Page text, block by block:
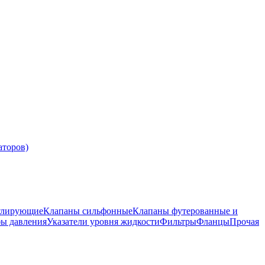
Клапаны сильфонныеКлапаны футерованные и
давленияУказатели уровня жидкостиФильтрыФланцыПрочая